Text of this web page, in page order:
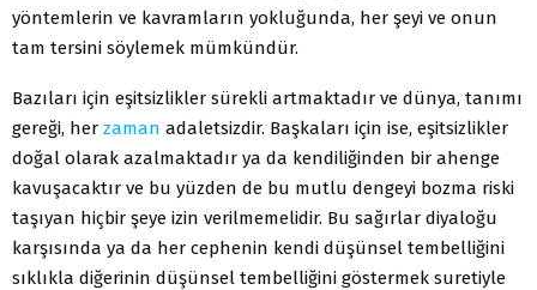
yöntemlerin ve kavramların yokluğunda, her şeyi ve onun
tam tersini söylemek mümkündür.
Bazıları için eşitsizlikler sürekli artmaktadır ve dünya, tanımı
gereği, her zaman adaletsizdir. Başkaları için ise, eşitsizlikler
doğal olarak azalmaktadır ya da kendiliğinden bir ahenge
kavuşacaktır ve bu yüzden de bu mutlu dengeyi bozma riski
taşıyan hiçbir şeye izin verilmemelidir. Bu sağırlar diyaloğu
karşısında ya da her cephenin kendi düşünsel tembelliğini
sıklıkla diğerinin düşünsel tembelliğini göstermek suretiyle